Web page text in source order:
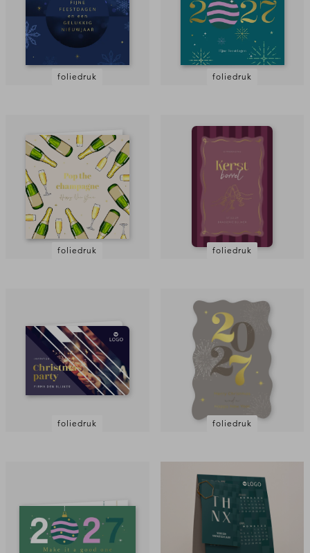
foliedruk foliedruk
foliedruk foliedruk
foliedruk foliedruk